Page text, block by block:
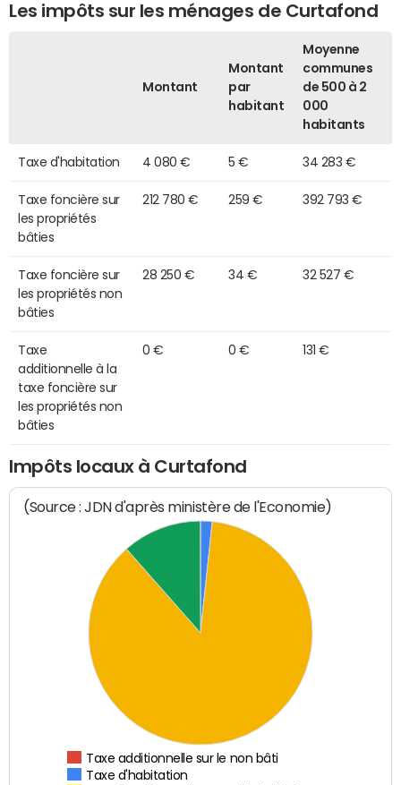
Les impôts sur les ménages de Curtafond
Montant
Montant
par
habitant
Moyenne
communes
de 500 à 2
000
habitants
Taxe d'habitation 4 080 € 5 € 34 283 €
Taxe foncière sur
les propriétés
bâties
212 780 € 259 € 392 793 €
Taxe foncière sur
les propriétés non
bâties
28 250 € 34 € 32 527 €
Taxe
additionnelle à la
taxe foncière sur
les propriétés non
bâties
0 € 0 € 131 €
Impôts locaux à Curtafond
(Source : JDN d'après ministère de l'Economie)
Taxe additionnelle sur le non bâti
Taxe d'habitation